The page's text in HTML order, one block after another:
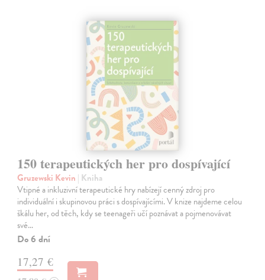
150 terapeutických her pro dospívající
Gruzewski Kevin | Kniha
Vtipné a inkluzivní terapeutické hry nabízejí cenný zdroj pro
individuální i skupinovou práci s dospívajícími. V knize najdeme celou
škálu her, od těch, kdy se teenageři učí poznávat a pojmenovávat
své…
Do 6 dní
17,27 €